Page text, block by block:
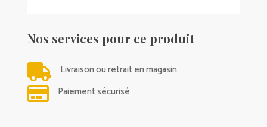
Nos services pour ce produit
 Livraison ou retrait en magasin
 Paiement sécurisé